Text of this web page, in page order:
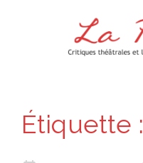
Étiquette :